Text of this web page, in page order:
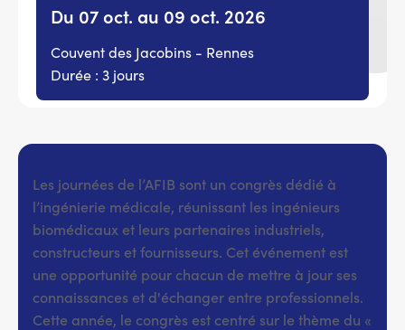
Du 07 oct. au 09 oct. 2026
Couvent des Jacobins - Rennes
Durée : 3 jours
Les journées de l’AFIB sont un congrès dédié à
l’ingénierie médicale, réunissant les ingénieurs
biomédicaux et leurs partenaires industriels,
constructeurs et fournisseurs. Cet événement est
une opportunité pour chacun de mettre à jour ses
connaissances et d'échanger entre professionnels.
Cette année, le congrès est centré sur le thème du «